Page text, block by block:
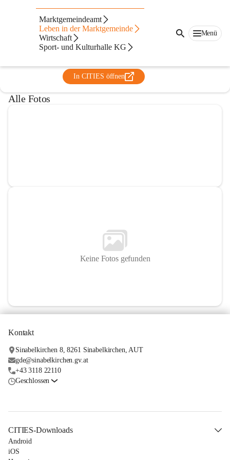
Marktgemeindeamt
Leben in der Marktgemeinde
Wirtschaft
Sport- und Kulturhalle KG
Menü
Öffentliche Bücherei
Sinabelkirchen
@offentliche-bucherei-sinabelkirchen
In CITIES öffnen
Alle Fotos
Keine Fotos gefunden
Kontakt
Sinabelkirchen 8, 8261 Sinabelkirchen, AUT
gde@sinabelkirchen.gv.at
+43 3118 22110
Geschlossen
CITIES-Downloads
Android
iOS